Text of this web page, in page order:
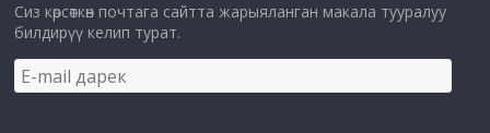
Сиз көрсөткөн почтага сайтта жарыяланган макала тууралуу
билдирүү келип турат.
E-
mail